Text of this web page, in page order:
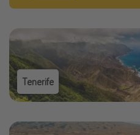
Tenerife